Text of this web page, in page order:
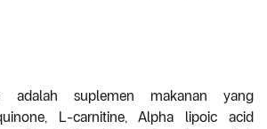
suplemen makanan yang
L-carnitine, Alpha lipoic acid